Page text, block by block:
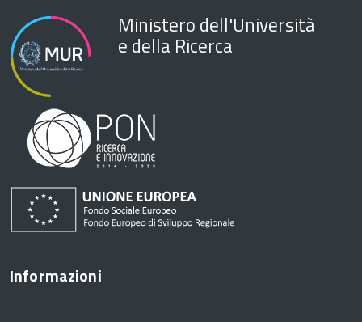
Ministero dell'Università
e della Ricerca
Informazioni